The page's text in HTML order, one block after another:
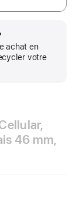
achat en
votre
46 mm,